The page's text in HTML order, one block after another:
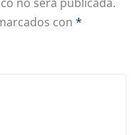
con *